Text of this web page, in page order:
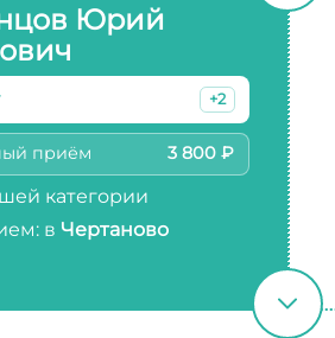
Юрий
+2
приём 3 800 ₽
категории
в Чертаново